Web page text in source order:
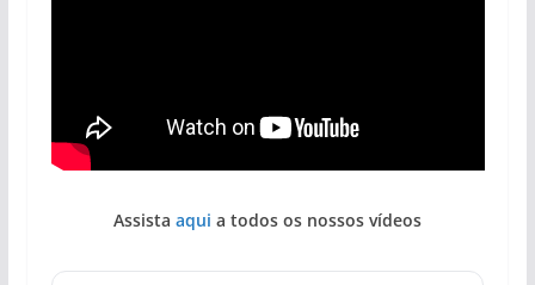
Assista aqui a todos os nossos vídeos